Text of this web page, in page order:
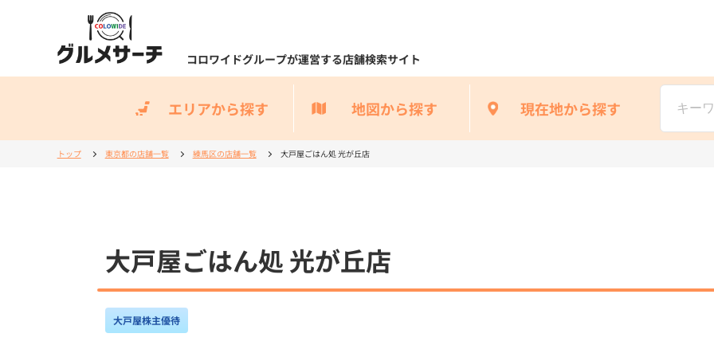
コロワイドグループが運営する店舗検索サイト
エリアから探す 地図から探す 現在地から探す
トップ 東京都の店舗一覧 練馬区の店舗一覧 大戸屋ごはん処 光が丘店
大戸屋ごはん処 光が丘店
大戸屋株主優待